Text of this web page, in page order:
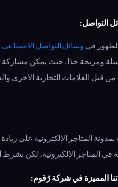
التواصل:
في وسائل التواصل الاجتماعي
ومريحة جدًا. حيث يمكن مشاركة
قبل العلامات التجارية الأخرى
المتاجر الإلكترونية على
في المتاجر الإلكترونية، لكن
المميزة في شركة رُقوم: